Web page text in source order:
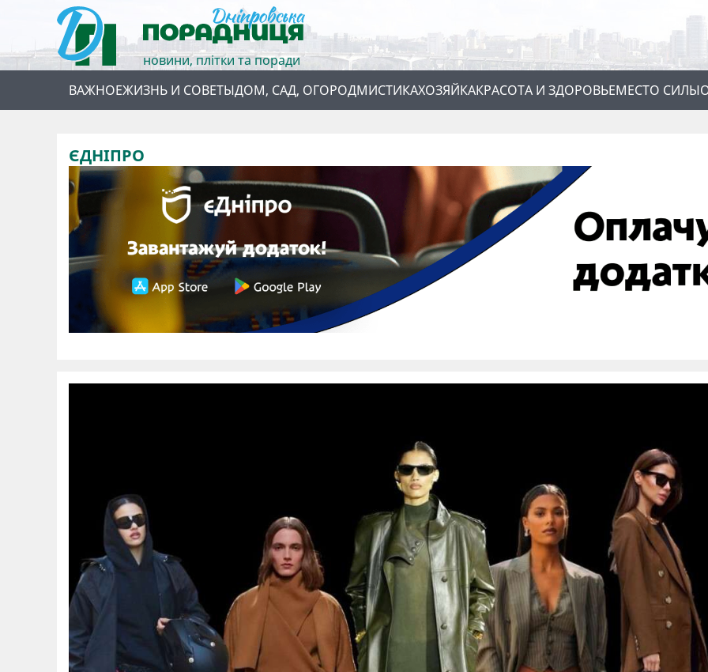
новини, плітки та поради
ВАЖНОЕЖИЗНЬ И СОВЕТЫДОМ, САД, ОГОРОДМИСТИКАХОЗЯЙКАКРАСОТА И ЗДОРОВЬЕМЕСТО СИЛЫ
ЄДНІПРО